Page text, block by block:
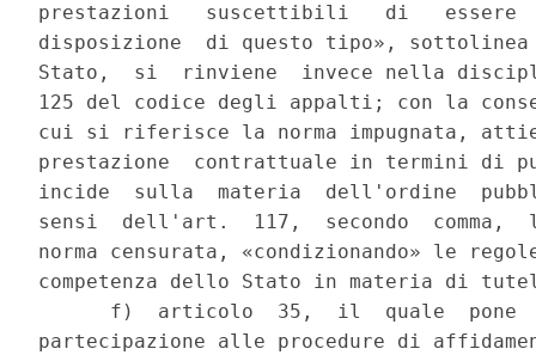
prestazioni   suscettibili   di   essere
disposizione  di questo tipo», sottolinea
Stato,  si  rinviene  invece nella
125 del codice degli appalti; con la
cui si riferisce la norma impugnata,
prestazione  contrattuale in termini di
incide  sulla  materia  dell'ordine
sensi  dell'art.  117,  secondo
norma censurata, «condizionando» le
competenza dello Stato in materia di
f)  articolo  35,  il  quale  pone
partecipazione alle procedure di